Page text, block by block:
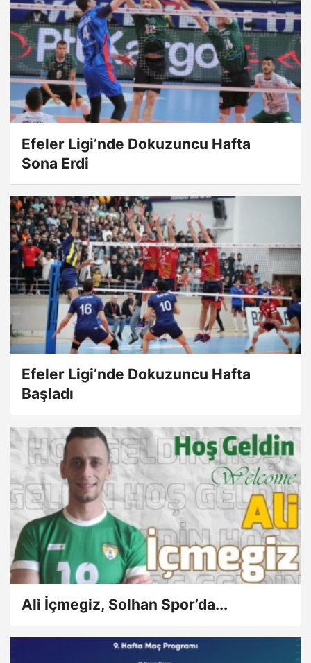
Efeler Ligi’nde Dokuzuncu Hafta
Sona Erdi
Efeler Ligi’nde Dokuzuncu Hafta
Başladı
Ali İçmegiz, Solhan Spor’da...